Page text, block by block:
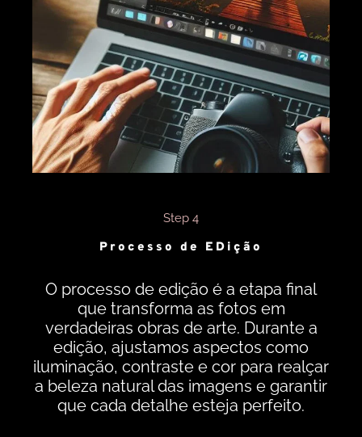
Step 4
Processo de EDição
O processo de edição é a etapa final
que transforma as fotos em
verdadeiras obras de arte. Durante a
edição, ajustamos aspectos como
iluminação, contraste e cor para realçar
a beleza natural das imagens e garantir
que cada detalhe esteja perfeito.